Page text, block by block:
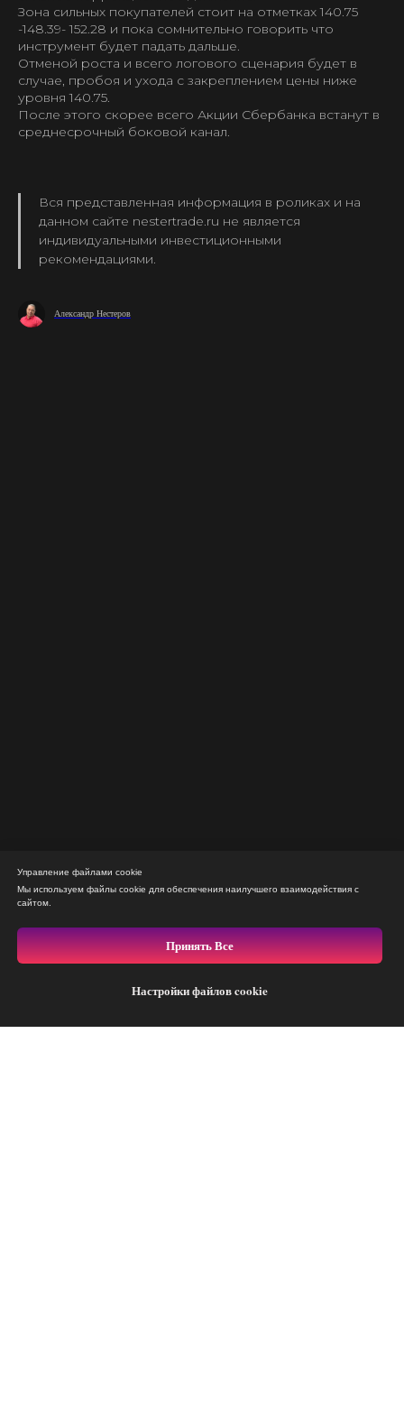
Зона сильных покупателей стоит на отметках 140.75
-148.39- 152.28 и пока сомнительно говорить что
инструмент будет падать дальше.
Отменой роста и всего логового сценария будет в
случае, пробоя и ухода с закреплением цены ниже
уровня 140.75.
После этого скорее всего Акции Сбербанка встанут в
среднесрочный боковой канал.
Вся представленная информация в роликах и на
данном сайте nestertrade.ru не является
индивидуальными инвестиционными
рекомендациями.
Александр Нестеров
Управление файлами cookie
Мы используем файлы cookie для обеспечения наилучшего взаимодействия с
сайтом.
Принять Все
Настройки файлов cookie